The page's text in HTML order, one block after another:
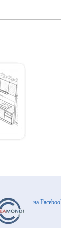
на